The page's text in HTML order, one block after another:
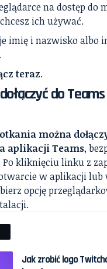
na dostęp do
ich używać.
imię i nazwisko albo
teraz.
do
można
aplikacji Teams,
Po kliknięciu linku z
w aplikacji lub
opcję
Jak zrobić logo